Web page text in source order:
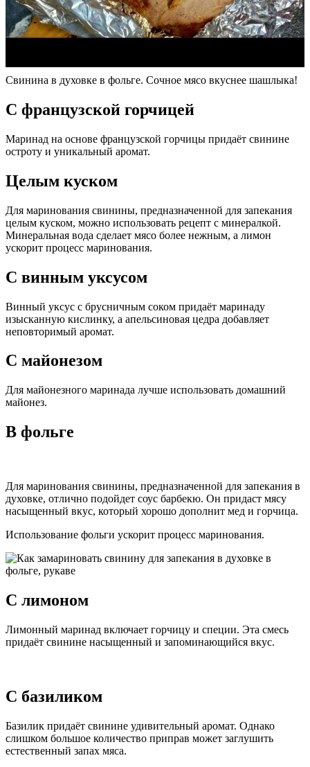
Свинина в духовке в фольге. Сочное мясо вкуснее шашлыка!
С французской горчицей
Маринад на основе французской горчицы придаёт свинине
остроту и уникальный аромат.
Целым куском
Для маринования свинины, предназначенной для запекания
целым куском, можно использовать рецепт с минералкой.
Минеральная вода сделает мясо более нежным, а лимон
ускорит процесс маринования.
С винным уксусом
Винный уксус с брусничным соком придаёт маринаду
изысканную кислинку, а апельсиновая цедра добавляет
неповторимый аромат.
С майонезом
Для майонезного маринада лучше использовать домашний
майонез.
В фольге
Для маринования свинины, предназначенной для запекания в
духовке, отлично подойдет соус барбекю. Он придаст мясу
насыщенный вкус, который хорошо дополнит мед и горчица.
Использование фольги ускорит процесс маринования.
С лимоном
Лимонный маринад включает горчицу и специи. Эта смесь
придаёт свинине насыщенный и запоминающийся вкус.
С базиликом
Базилик придаёт свинине удивительный аромат. Однако
слишком большое количество приправ может заглушить
естественный запах мяса.